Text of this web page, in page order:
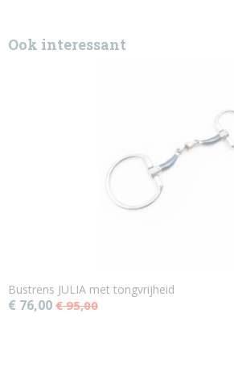
Ook interessant
Bustrens JULIA met tongvrijheid
€ 76,00 € 95,00